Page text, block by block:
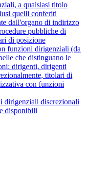
a qualsiasi titolo
quelli conferiti
dall'organo di indirizzo
pubbliche di
di posizione
funzioni dirigenziali (da
che distinguano le
dirigenti, dirigenti
titolari di
con funzioni
dirigenziali discrezionali
disponibili